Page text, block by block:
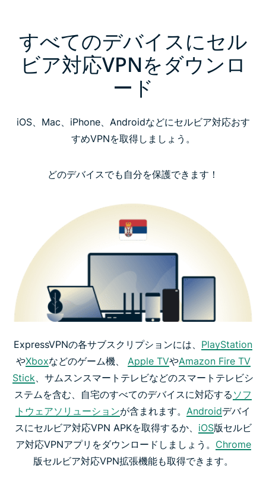
すべてのデバイスにセル
ビア対応VPNをダウンロ
ード
iOS、Mac、iPhone、Androidなどにセルビア対応おす
すめVPNを取得しましょう。
どのデバイスでも自分を保護できます！
ExpressVPNの各サブスクリプションには、 PlayStation
やXboxなどのゲーム機、 Apple TVやAmazon Fire TV
Stick 、サムスンスマートテレビなどのスマートテレビシ
ステムを含む、自宅のすべてのデバイスに対応する ソフ
トウェアソリューションが含まれます。 Androidデバイ
スにセルビア対応VPN APKを取得するか、 iOS版セルビ
ア対応VPNアプリをダウンロードしましょう。 Chrome
版セルビア対応VPN拡張機能も取得できます。